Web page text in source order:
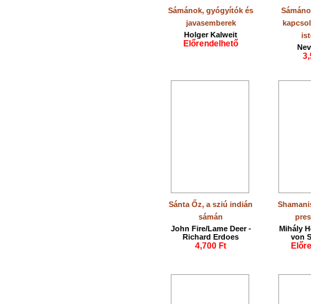
Sámánok, gyógyítók és
javasemberek
Holger Kalweit
Előrendelhető
Sánta Őz, a sziú indián
sámán
John Fire/Lame Deer -
Richard Erdoes
4,700 Ft
Mihály
von